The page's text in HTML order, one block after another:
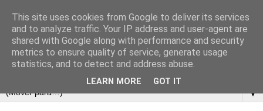
▼
This site uses cookies from Google to deliver its services
and to analyze traffic. Your IP address and user-agent are
shared with Google along with performance and security
metrics to ensure quality of service, generate usage
statistics, and to detect and address abuse.
LEARN MORE GOT IT